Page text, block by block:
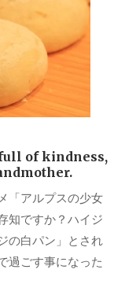
of kindness,
「アルプスの少女
知ですか？ハイジ
の白パン」とされ
過ごす事になった